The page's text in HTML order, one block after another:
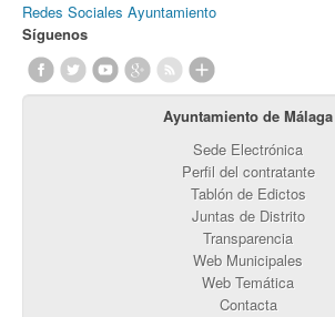
Redes Sociales Ayuntamiento
Síguenos
Ayuntamiento de Málaga
Sede Electrónica
Perfil del contratante
Tablón de Edictos
Juntas de Distrito
Transparencia
Web Municipales
Web Temática
Contacta